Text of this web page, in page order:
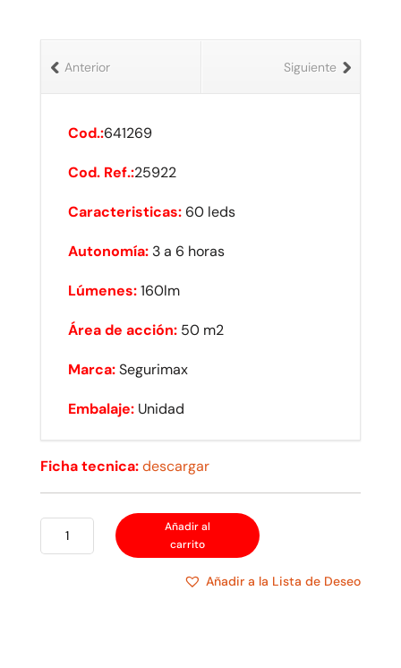
Siguiente
Anterior
Cod.:641269
Cod. Ref.:25922
Caracteristicas: 60 leds
Autonomía: 3 a 6 horas
Lúmenes:160lm
Área de acción: 50 m2
Marca:Segurimax
Embalaje: Unidad
Ficha tecnica:descargar
Añadir al
carrito
Añadir a la Lista de Deseo